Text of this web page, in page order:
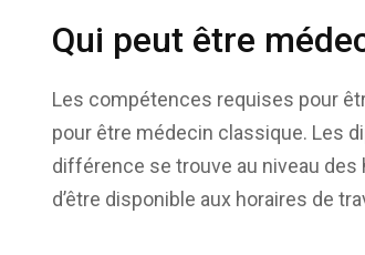
Qui peut être
Les compétences requises pour
pour être médecin classique. Les
différence se trouve au niveau des
d’être disponible aux horaires de